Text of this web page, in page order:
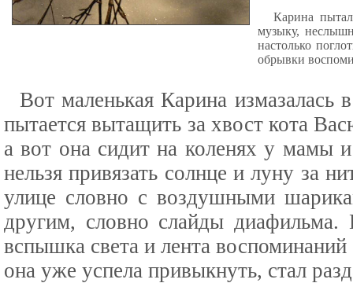
Карина
музыку,
настолько
обрывки
Вот маленькая Карина измазалась
пытается вытащить за хвост кота
а вот она сидит на коленях у мамы
нельзя привязать солнце и луну за
улице словно с воздушными
другим, словно слайды диафильма.
вспышка света и лента
она уже успела привыкнуть, стал